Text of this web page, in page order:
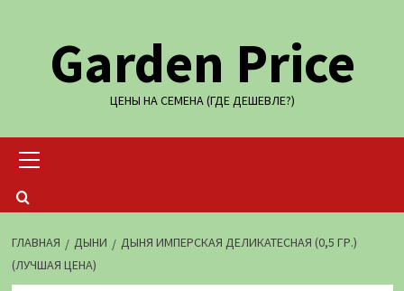
содержимомуGarden Price
ЦЕНЫ НА СЕМЕНА (ГДЕ ДЕШЕВЛЕ?)
меню
ГЛАВНАЯ ДЫНИ
ДЫНЯ ИМПЕРСКАЯ ДЕЛИКАТЕСНАЯ (0,5 ГР.)
(ЛУЧШАЯ ЦЕНА)